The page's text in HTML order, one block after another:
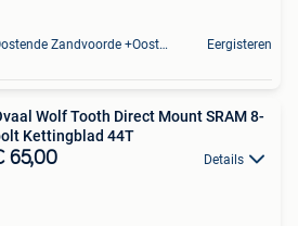
Oostende Zandvoorde +Oostende Eergisteren
Wolf Tooth Direct Mount SRAM 8-
Kettingblad 44T
65,00 Details